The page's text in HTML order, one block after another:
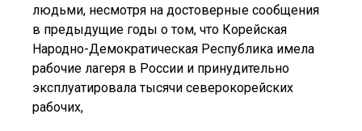
людьми, несмотря на достоверные сообщения
в предыдущие годы о том, что Корейская
Народно-Демократическая Республика имела
рабочие лагеря в России и принудительно
эксплуатировала тысячи северокорейских
рабочих,